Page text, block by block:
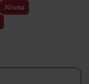
Nivea